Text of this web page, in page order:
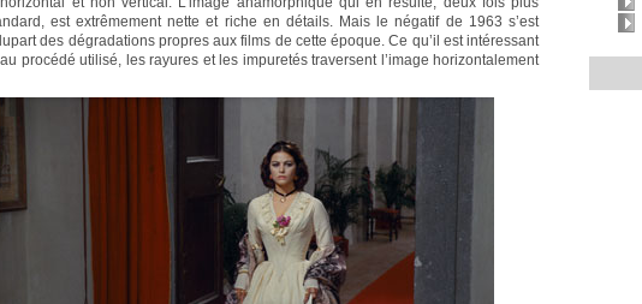
est extrêmement nette et riche en détails. Mais le négatif de 1963 s’est
des dégradations propres aux films de cette époque. Ce qu’il est intéressant
procédé utilisé, les rayures et les impuretés traversent l’image horizontalement